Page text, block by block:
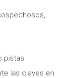
pistas
las claves en